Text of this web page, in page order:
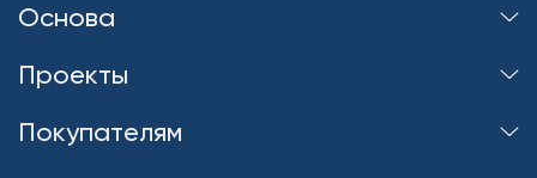
Основа
Проекты
Покупателям